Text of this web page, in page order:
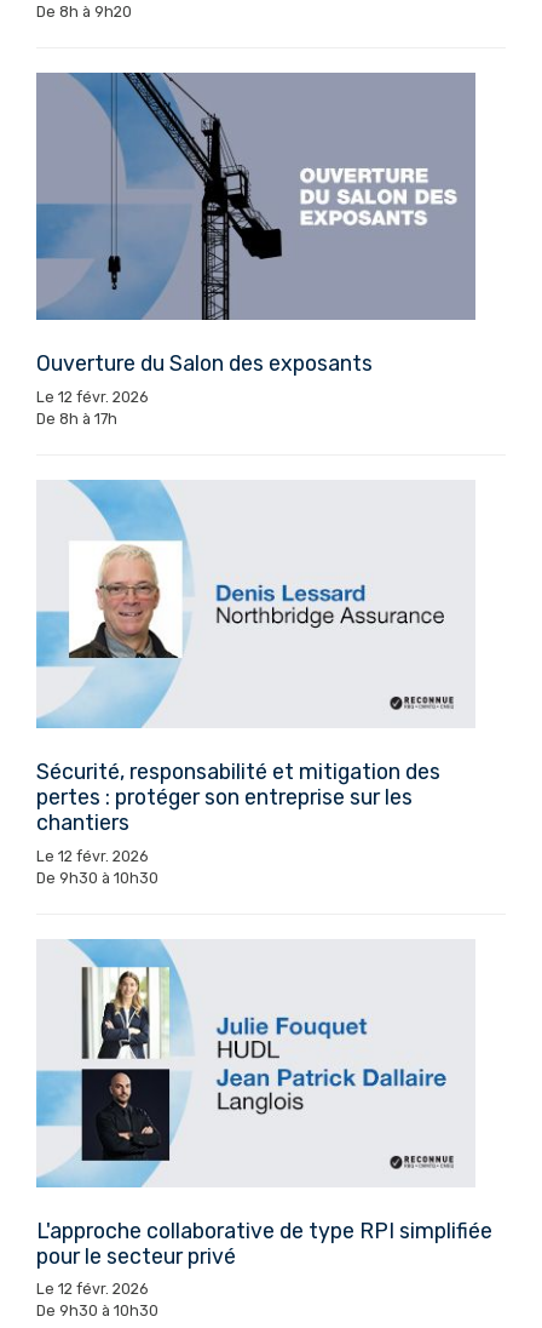
De 8h à 9h20
Ouverture du Salon des exposants
Le 12 févr. 2026
De 8h à 17h
Sécurité, responsabilité et mitigation des
pertes : protéger son entreprise sur les
chantiers
Le 12 févr. 2026
De 9h30 à 10h30
L'approche collaborative de type RPI simplifiée
pour le secteur privé
Le 12 févr. 2026
De 9h30 à 10h30